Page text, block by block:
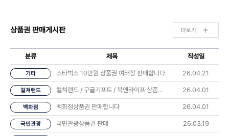
상품권 판매게시판 더보기
분류 제목 작성일
기타 스타벅스 10만원 상품권 여러장 판매합니다 26.04.21
컬쳐랜드 컬쳐랜드 / 구글기프트 / 북앤라이프 상품권 판매합니다 26.04.01
백화점 백화점상품권 판매합니다 26.04.01
국민관광 국민관광상품권 판매 26.03.19